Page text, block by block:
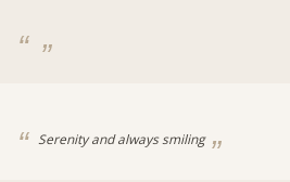
Serenity and always smiling